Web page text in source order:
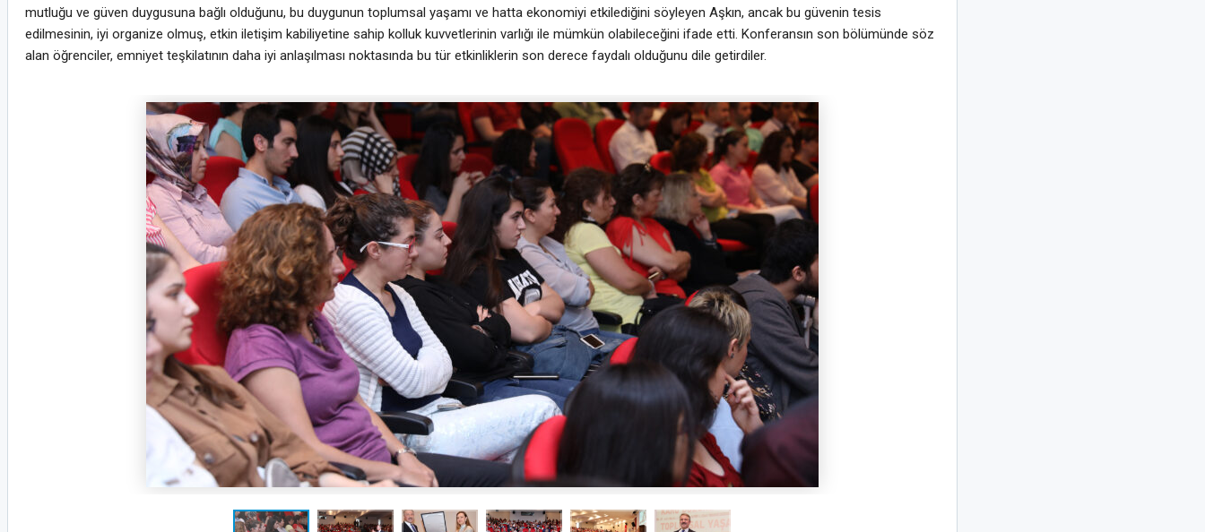
mutluğu ve güven duygusuna bağlı olduğunu, bu duygunun toplumsal yaşamı ve hatta ekonomiyi etkilediğini söyleyen Aşkın, ancak bu güvenin tesis
edilmesinin, iyi organize olmuş, etkin iletişim kabiliyetine sahip kolluk kuvvetlerinin varlığı ile mümkün olabileceğini ifade etti. Konferansın son bölümünde söz
alan öğrenciler, emniyet teşkilatının daha iyi anlaşılması noktasında bu tür etkinliklerin son derece faydalı olduğunu dile getirdiler.